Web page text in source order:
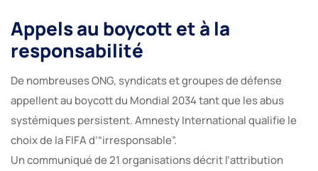
Appels au boycott et à la
responsabilité
De nombreuses ONG, syndicats et groupes de défense
appellent au boycott du Mondial 2034 tant que les abus
systémiques persistent. Amnesty International qualifie le
choix de la FIFA d’“irresponsable”.
Un communiqué de 21 organisations décrit l’attribution